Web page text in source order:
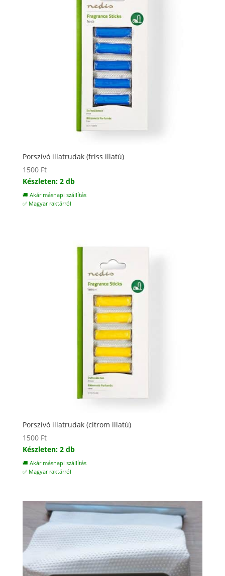
Porszívó illatrudak (friss illatú)
1500 Ft
Készleten: 2 db
🚚 Akár másnapi szállítás
✅ Magyar raktárról
Porszívó illatrudak (citrom illatú)
1500 Ft
Készleten: 2 db
🚚 Akár másnapi szállítás
✅ Magyar raktárról